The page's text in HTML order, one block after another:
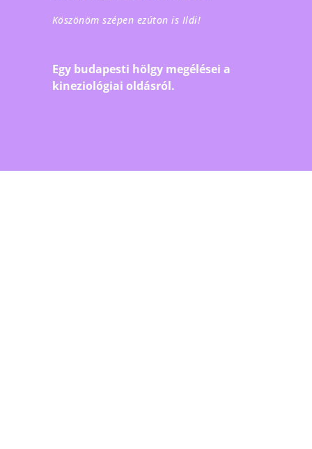
Köszönöm szépen ezúton is Ildi!
Egy budapesti hölgy megélései a
kineziológiai oldásról.